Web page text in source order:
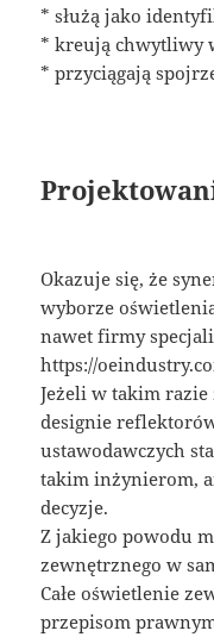
* służą jako
* kreują chwytliwy
* przyciągają
Okazuje się, że
wyborze
nawet firmy
https://
Jeżeli w takim
designie
ustawodawczych
takim inżynierom,
decyzje.
Z jakiego powodu
zewnętrznego w
Całe oświetlenie
przepisom